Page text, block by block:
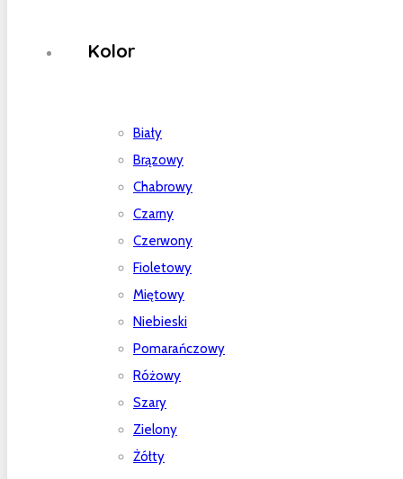
Kolor
Biały
Brązowy
Chabrowy
Czarny
Czerwony
Fioletowy
Miętowy
Niebieski
Pomarańczowy
Różowy
Szary
Zielony
Żółty